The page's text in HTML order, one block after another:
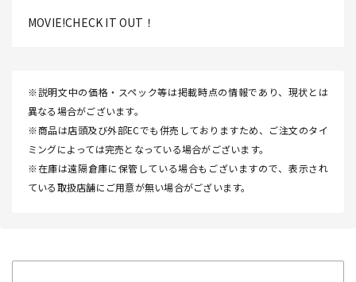
MOVIE!CHECK IT OUT！
※説明文中の価格・スペック等は掲載時点の情報であり、現状とは
異なる場合がございます。
※商品は店頭及び外部ECでも併売しておりますため、ご注文のタイ
ミングによっては完売となっている場合がございます。
※在庫は遠隔倉庫に保管している場合もございますので、表示され
ている取扱店舗にご用意が無い場合がございます。